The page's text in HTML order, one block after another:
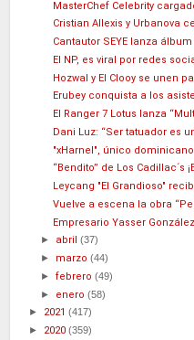
MasterChef Celebrity
Cristian Allexis y Urbanova
Cantautor SEYE lanza
El NP, es viral por redes
Hozwal y El Clooy se unen
Erubey conquista a los
El Ranger 7 Lotus lanza
Dani Luz: “Ser tatuador es
"xHarnel", único
“Bendito” de Los Cadillac´s
Leycang "El Grandioso"
Vuelve a escena la obra
Empresario Yasser
► abril(37)
► marzo(44)
►febrero(49)
► enero(58)
► 2021 (417)
► 2020 (359)